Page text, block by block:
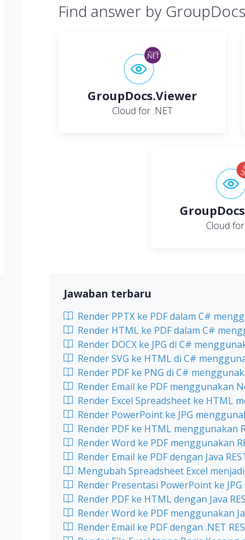
Find answer by
GroupDocs.Viewer
Cloud for .NET
Cloud for
Jawaban terbaru
Render PPTX ke PDF dalam C#
Render HTML ke PDF dalam C#
Render DOCX ke JPG di C#
Render SVG ke HTML di C#
Render PDF ke PNG di C#
Render Email ke PDF menggunakan
Render Excel Spreadsheet ke HTML
Render PowerPoint ke JPG
Render PDF ke HTML menggunakan
Render Word ke PDF menggunakan
Render Email ke PDF dengan Java
Mengubah Spreadsheet Excel
Render Presentasi PowerPoint ke JPG
Render PDF ke HTML dengan Java
Render Word ke PDF menggunakan
Render Email ke PDF dengan .NET